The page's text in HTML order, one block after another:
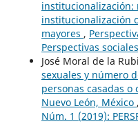
institucionalización:
institucionalización
mayores ,
Perspectivas sociales
José Moral de la
sexuales y número
personas casadas
Nuevo León, México ,
Núm. 1 (2019):